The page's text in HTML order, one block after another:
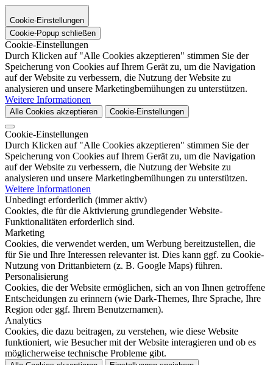
Cookie-Einstellungen
Cookie-Popup schließen
Cookie-Einstellungen
Durch Klicken auf "Alle Cookies akzeptieren" stimmen Sie der
Speicherung von Cookies auf Ihrem Gerät zu, um die Navigation
auf der Website zu verbessern, die Nutzung der Website zu
analysieren und unsere Marketingbemühungen zu unterstützen.
Weitere Informationen
Alle Cookies akzeptieren Cookie-Einstellungen
Cookie-Einstellungen
Durch Klicken auf "Alle Cookies akzeptieren" stimmen Sie der
Speicherung von Cookies auf Ihrem Gerät zu, um die Navigation
auf der Website zu verbessern, die Nutzung der Website zu
analysieren und unsere Marketingbemühungen zu unterstützen.
Weitere Informationen
Unbedingt erforderlich (immer aktiv)
Cookies, die für die Aktivierung grundlegender Website-
Funktionalitäten erforderlich sind.
Marketing
Cookies, die verwendet werden, um Werbung bereitzustellen, die
für Sie und Ihre Interessen relevanter ist. Dies kann ggf. zu Cookie-
Nutzung von Drittanbietern (z. B. Google Maps) führen.
Personalisierung
Cookies, die der Website ermöglichen, sich an von Ihnen getroffene
Entscheidungen zu erinnern (wie Dark-Themes, Ihre Sprache, Ihre
Region oder ggf. Ihrem Benutzernamen).
Analytics
Cookies, die dazu beitragen, zu verstehen, wie diese Website
funktioniert, wie Besucher mit der Website interagieren und ob es
möglicherweise technische Probleme gibt.